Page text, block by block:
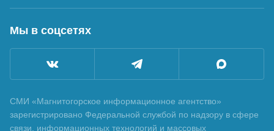
Мы в соцсетях
СМИ «Магнитогорское информационное агентство»
зарегистрировано Федеральной службой по надзору в сфере
связи, информационных технологий и массовых